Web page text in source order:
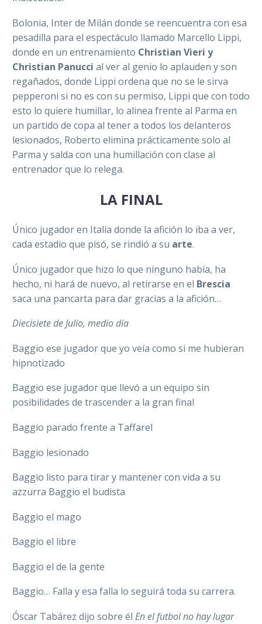
Bolonia, Inter de Milán donde se reencuentra con esa
pesadilla para el espectáculo llamado Marcello Lippi,
donde en un entrenamiento Christian Vieri y
Christian Panucci al ver al genio lo aplauden y son
regañados, donde Lippi ordena que no se le sirva
pepperoni si no es con su permiso, Lippi que con todo
esto lo quiere humillar, lo alinea frente al Parma en
un partido de copa al tener a todos los delanteros
lesionados, Roberto elimina prácticamente solo al
Parma y salda con una humillación con clase al
entrenador que lo relega.
LA FINAL
Único jugador en Italia donde la afición lo iba a ver,
cada estadio que pisó, se rindió a su arte.
Único jugador que hizo lo que ninguno había, ha
hecho, ni hará de nuevo, al retirarse en el Brescia
saca una pancarta para dar gracias a la afición…
Diecisiete de Julio, medio día
Baggio ese jugador que yo veía como si me hubieran
hipnotizado
Baggio ese jugador que llevó a un equipo sin
posibilidades de trascender a la gran final
Baggio parado frente a Taffarel
Baggio lesionado
Baggio listo para tirar y mantener con vida a su
azzurra Baggio el budista
Baggio el mago
Baggio el libre
Baggio el de la gente
Baggio… Falla y esa falla lo seguirá toda su carrera.
Óscar Tabárez dijo sobre él En el futbol no hay lugar